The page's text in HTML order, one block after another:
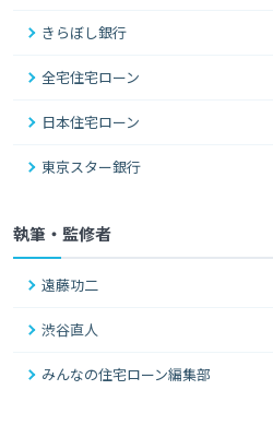
きらぼし銀行
全宅住宅ローン
日本住宅ローン
東京スター銀行
執筆・監修者
遠藤功二
渋谷直人
みんなの住宅ローン編集部